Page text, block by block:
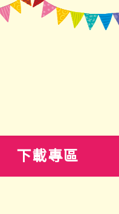
下載專區